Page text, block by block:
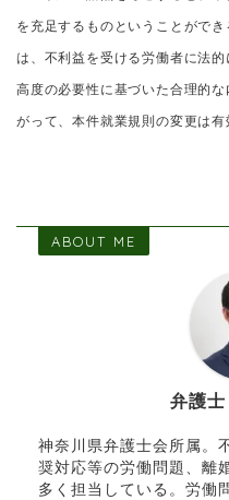
を充足するものということがで
は、不利益を受ける労働者に法
高度の必要性に基づいた合理的
がって、本件就業規則の変更は有
ABOUT ME
弁護
神奈川県弁護士会所属。
奨対応等の労働問題、離
多く担当している。労働